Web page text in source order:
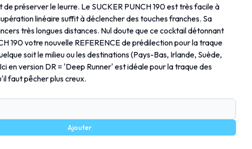
préserver le leurre. Le SUCKER PUNCH 190 est très facile à
linéaire suffit à déclencher des touches franches. Sa
très longues distances. Nul doute que ce cocktail détonnant
190 votre nouvelle REFERENCE de prédilection pour la traque
soit le milieu ou les destinations (Pays-Bas, Irlande, Suède,
en version DR = 'Deep Runner' est idéale pour la traque des
faut pêcher plus creux.
Ajouter